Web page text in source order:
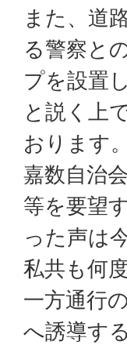
また、道
る警察と
プを設置
と説く上
おります。
嘉数自治
等を要望
った声は
私共も何
一方通行
へ誘導す